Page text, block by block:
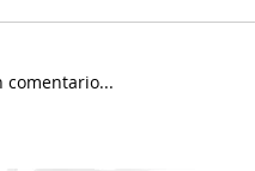
nuboso
comentario...